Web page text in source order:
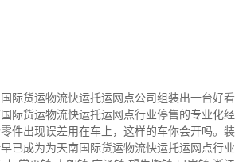
际货运物流快运托运网点公司组装出一台好
际货运物流快运托运网点行业停售的专业化
件出现误差用在车上，这样的车你会开吗。
已成为为天南国际货运物流快运托运网点行